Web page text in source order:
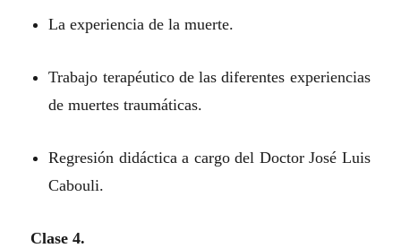
La experiencia de la muerte.
Trabajo terapéutico de las diferentes experiencias
de muertes traumáticas.
Regresión didáctica a cargo del Doctor José Luis
Cabouli.
Clase 4.